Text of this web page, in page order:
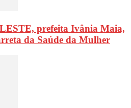
prefeita Ivânia Maia,
da Saúde da Mulher